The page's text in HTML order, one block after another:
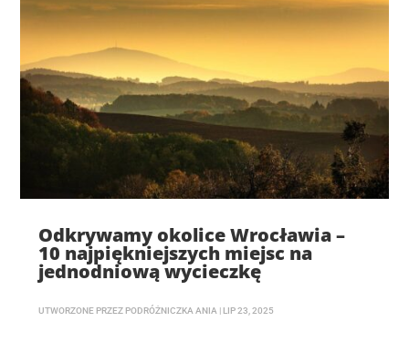
Odkrywamy okolice Wrocławia –
10 najpiękniejszych miejsc na
jednodniową wycieczkę
UTWORZONE PRZEZ PODRÓŻNICZKA ANIA LIP 23, 2025